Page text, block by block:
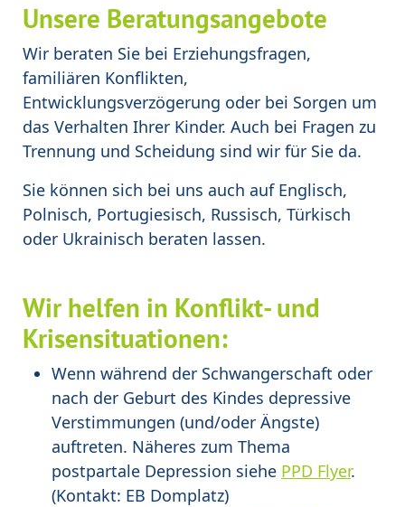
Unsere Beratungsangebote
Wir beraten Sie bei Erziehungsfragen,
familiären Konflikten,
Entwicklungsverzögerung oder bei Sorgen um
das Verhalten Ihrer Kinder. Auch bei Fragen zu
Trennung und Scheidung sind wir für Sie da.
Sie können sich bei uns auch auf Englisch,
Polnisch, Portugiesisch, Russisch, Türkisch
oder Ukrainisch beraten lassen.
Wir helfen in Konflikt- und
Krisensituationen:
Wenn während der Schwangerschaft oder
nach der Geburt des Kindes depressive
Verstimmungen (und/oder Ängste)
auftreten. Näheres zum Thema
postpartale Depression siehe PPD Flyer.
(Kontakt: EB Domplatz)